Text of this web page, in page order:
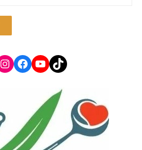
Instagram
Facebook
YouTube
TikTok